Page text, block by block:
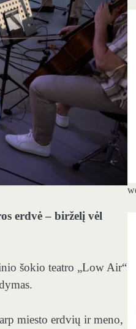
erdvė – birželį vėl
šokio teatro „Low Air“
miesto erdvių ir meno,